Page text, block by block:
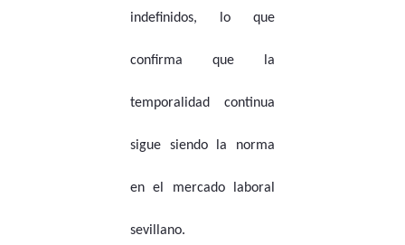
indefinidos, lo que
confirma que la
temporalidad continua
sigue siendo la norma
en el mercado laboral
sevillano.